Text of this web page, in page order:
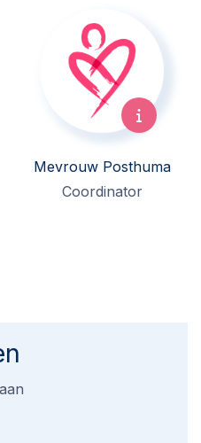
Mevrouw Posthuma
Coordinator